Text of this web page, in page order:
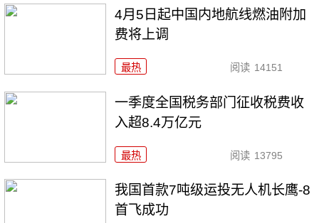
4月5日起中国内地航线燃油附加
费将上调
最热 阅读 14151
一季度全国税务部门征收税费收
入超8.4万亿元
最热 阅读 13795
我国首款7吨级运投无人机长鹰-8
首飞成功